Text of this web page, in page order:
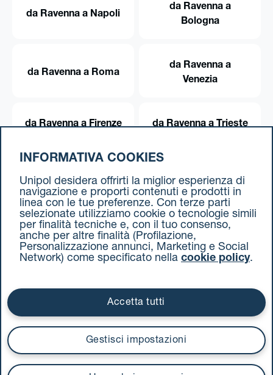
da Ravenna a Napoli
da Ravenna a
Bologna
da Ravenna a Roma
da Ravenna a
Venezia
da Ravenna a Firenze da Ravenna a Trieste
Documenti contrattuali
Via Stalingrado 37 - 40128 Bologna
Tel 051 5077111 - Fax 051 375349
unipolmove@pec.unipol.it
C.F. 03506831209 e P. IVA 03740811207 R.E.A. 524585
INFORMATIVA COOKIES
Unipol desidera offrirti la miglior esperienza di
navigazione e proporti contenuti e prodotti in
linea con le tue preferenze. Con terze parti
selezionate utilizziamo cookie o tecnologie simili
per finalità tecniche e, con il tuo consenso,
anche per altre finalità (Profilazione,
Personalizzazione annunci, Marketing e Social
Network) come specificato nella cookie policy.
Gestisci impostazioni
Accetta tutti